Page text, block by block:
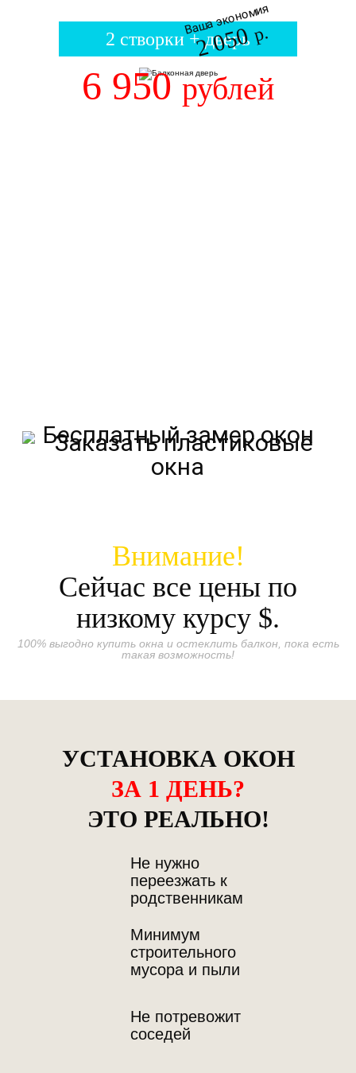
2 створки + дверь
Ваша экономия
2 050р.
6 950рублей
Бесплатный замер окон
Внимание!
Сейчас все цены по
низкому курсу $.
100% выгодно купить окна и остеклить балкон, пока есть
такая возможность!
УСТАНОВКА ОКОН
ЗА 1 ДЕНЬ?
ЭТО РЕАЛЬНО!
Не нужно
переезжать к
родственникам
Минимум
строительного
мусора и пыли
Не потревожит
соседей